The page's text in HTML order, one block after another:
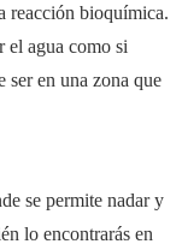
reacción bioquímica.
el agua como si
ser en una zona que
se permite nadar y
lo encontrarás en